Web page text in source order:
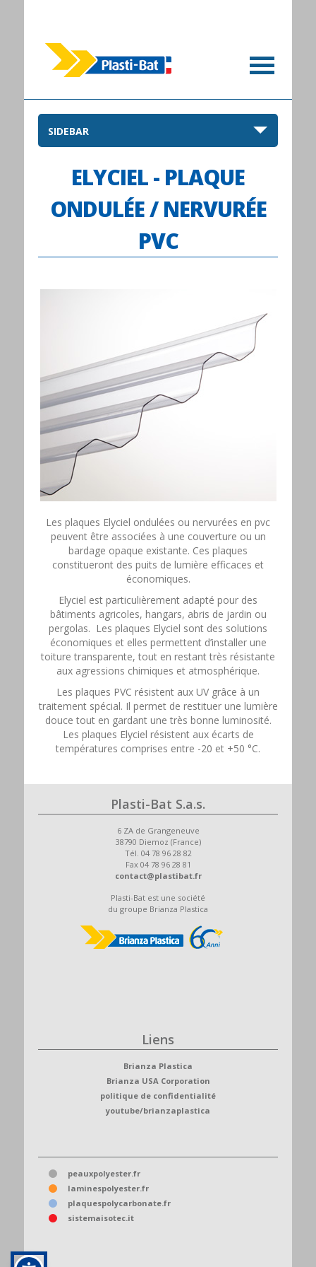
SIDEBAR
ELYCIEL - PLAQUE
ONDULÉE / NERVURÉE
PVC
Les plaques Elyciel ondulées ou nervurées en pvc
peuvent être associées à une couverture ou un
bardage opaque existante. Ces plaques
constitueront des puits de lumière efficaces et
économiques.
Elyciel est particulièrement adapté pour des
bâtiments agricoles, hangars, abris de jardin ou
pergolas. Les plaques Elyciel sont des solutions
économiques et elles permettent d’installer une
toiture transparente, tout en restant très résistante
aux agressions chimiques et atmosphérique.
Les plaques PVC résistent aux UV grâce à un
traitement spécial. Il permet de restituer une lumière
douce tout en gardant une très bonne luminosité.
Les plaques Elyciel résistent aux écarts de
températures comprises entre -20 et +50 °C.
Plasti-Bat S.a.s.
6 ZA de Grangeneuve
38790 Diemoz (France)
Tél. 04 78 96 28 82
Fax 04 78 96 28 81
contact@plastibat.fr
Plasti-Bat est une société
du groupe Brianza Plastica
Liens
Brianza Plastica
Brianza USA Corporation
politique de confidentialité
youtube/brianzaplastica
peauxpolyester.fr
laminespolyester.fr
plaquespolycarbonate.fr
sistemaisotec.it